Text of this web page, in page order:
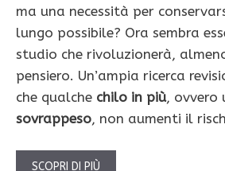
ma una necessità per
lungo possibile? Ora sembra
studio che rivoluzionerà,
pensiero. Un’ampia ricerca
che qualche chilo in più, ovvero
sovrappeso, non aumenti il
SCOPRI DI PIÙ